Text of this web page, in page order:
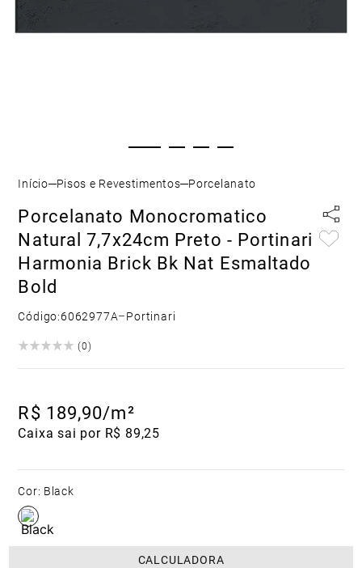
Pisos e Revestimentos Porcelanato
Porcelanato Monocromatico
Natural 7,7x24cm Preto - Portinari
Harmonia Brick Bk Nat Esmaltado
Bold
Código:6062977A–Portinari
(0 )
R$ 189,90/m²
Caixa sai por R$ 89,25
Cor: Black
CALCULADORA